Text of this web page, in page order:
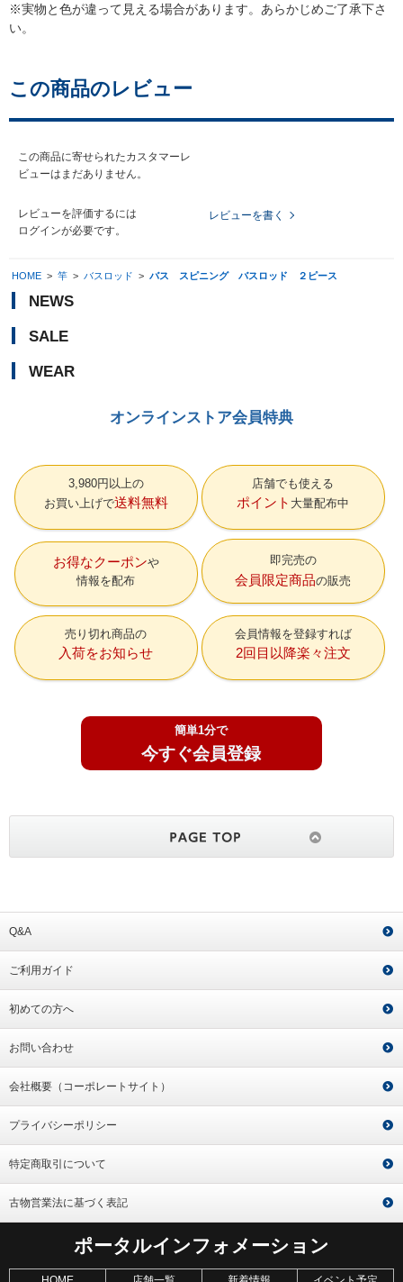
※実物と色が違って見える場合があります。あらかじめご了承下さ
い。
この商品のレビュー
この商品に寄せられたカスタマーレ
ビューはまだありません。
レビューを評価するには
ログインが必要です。
レビューを書く
HOME > 竿 > バスロッド > バス スピニング バスロッド ２ピース
NEWS
SALE
WEAR
オンラインストア会員特典
3,980円以上の
お買い上げで送料無料
店舗でも使える
ポイント 大量配布中
お得なクーポン
情報を配布
即完売の
会員限定商品の販売
売り切れ商品の
入荷をお知らせ
会員情報を登録すれば
2回目以降楽々注文
簡単1分で
今すぐ会員登録
Q&A
ご利用ガイド
初めての方へ
お問い合わせ
会社概要（コーポレートサイト）
プライバシーポリシー
特定商取引について
古物営業法に基づく表記
ポータルインフォメーション